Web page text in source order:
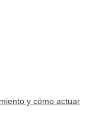
y cómo actuar